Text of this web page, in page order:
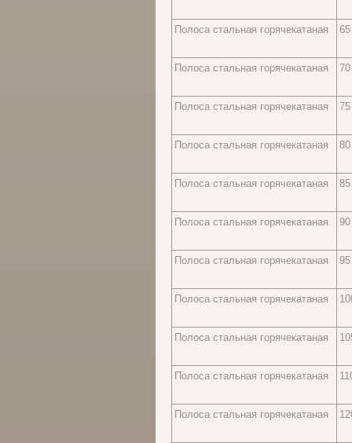
Полоса стальная горячекатаная 65
Полоса стальная горячекатаная 70
Полоса стальная горячекатаная 75
Полоса стальная горячекатаная 80
Полоса стальная горячекатаная 85
Полоса стальная горячекатаная 90
Полоса стальная горячекатаная 95
Полоса стальная горячекатаная
Полоса стальная горячекатаная
Полоса стальная горячекатаная
Полоса стальная горячекатаная